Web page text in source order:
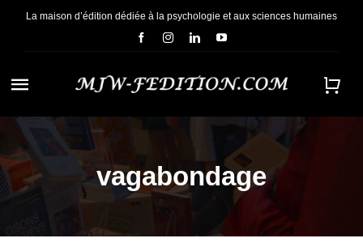
PasserLa maison d’édition dédiée à la psychologie et aux sciences humaines
Navigation
à
bascule
ACCUEIL
NOUS CONNAÎTREvagabondage